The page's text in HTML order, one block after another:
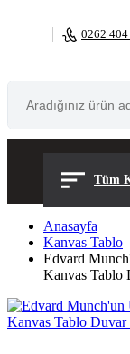
0262 404
Tüm
Anasayfa
Kanvas Tablo
Edvard
Kanvas Tablo